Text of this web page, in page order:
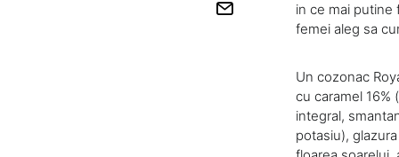
in ce mai putine
femei aleg sa
Un cozonac
cu caramel 16%
integral,
potasiu),